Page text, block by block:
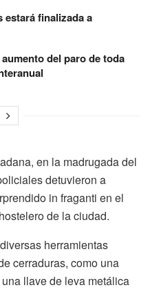
estará finalizada a
del paro de toda
en la madrugada del
detuvieron a
in fraganti en el
de la ciudad.
herramientas
cerraduras, como una
llave de leva metálica